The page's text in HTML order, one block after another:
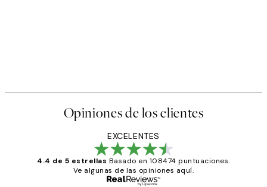
Opiniones de los clientes
EXCELENTES
4.4 de 5 estrellas Basado en 108474 puntuaciones.
Ve algunas de las opiniones aquí.